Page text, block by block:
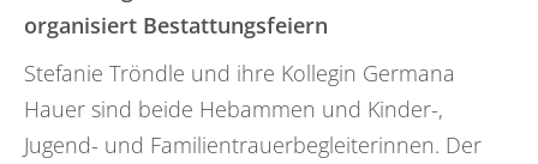
organisiert Bestattungsfeiern
Stefanie Tröndle und ihre Kollegin Germana
Hauer sind beide Hebammen und Kinder-,
Jugend- und Familientrauerbegleiterinnen. Der